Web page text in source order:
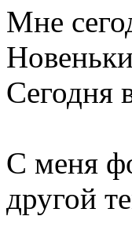
Мне
Сегодня
С меня
другой